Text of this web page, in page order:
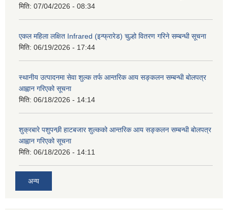
मिति: 07/04/2026 - 08:34
एकल महिला लक्षित Infrared (इन्फ्रारेड) चुल्हो वितरण गरिने सम्बन्धी सूचना
मिति: 06/19/2026 - 17:44
स्थानीय उत्पादनमा सेवा शुल्क तर्फ आन्तरिक आय सङ्कलन सम्बन्धी बोलपत्र
आह्वान गरिएको सूचना
मिति: 06/18/2026 - 14:14
शुक्रबारे पशुपन्छी हाटबजार शुल्कको आन्तरिक आय सङ्कलन सम्बन्धी बोलपत्र
आह्वान गरिएको सूचना
मिति: 06/18/2026 - 14:11
अन्य